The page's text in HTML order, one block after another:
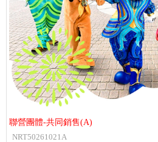
聯營團體-共同銷售(A)
NRT50261021A